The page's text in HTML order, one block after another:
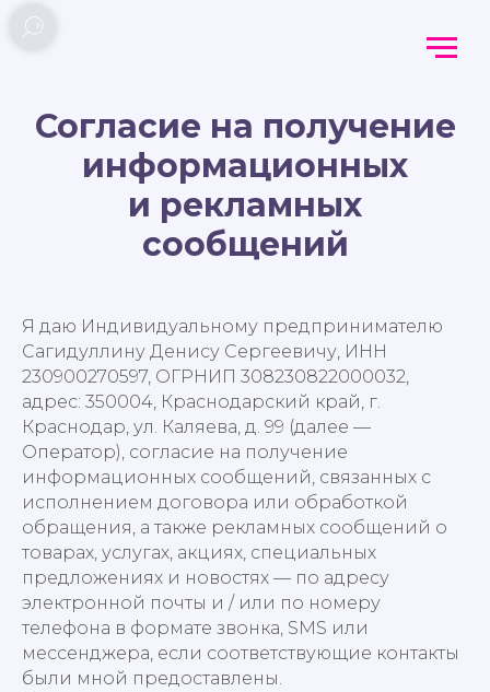
Согласие на получение
информационных
и рекламных
сообщений
Я даю Индивидуальному предпринимателю
Сагидуллину Денису Сергеевичу, ИНН
230900270597, ОГРНИП 308230822000032,
адрес: 350004, Краснодарский край, г.
Краснодар, ул. Каляева, д. 99 (далее —
Оператор), согласие на получение
информационных сообщений, связанных с
исполнением договора или обработкой
обращения, а также рекламных сообщений о
товарах, услугах, акциях, специальных
предложениях и новостях — по адресу
электронной почты и / или по номеру
телефона в формате звонка, SMS или
мессенджера, если соответствующие контакты
были мной предоставлены.